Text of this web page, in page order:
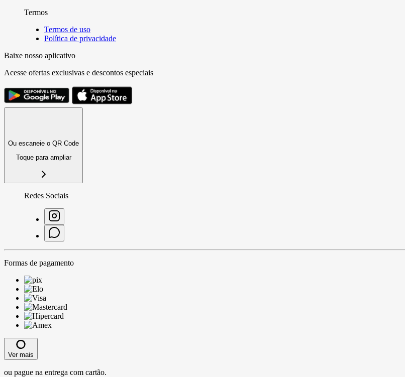
Termos
Termos de uso
Política de privacidade
Baixe nosso aplicativo
Acesse ofertas exclusivas e descontos especiais
Ou escaneie o QR Code
Toque para ampliar
Redes Sociais
Formas de pagamento
Ver mais
ou pague na entrega com cartão.